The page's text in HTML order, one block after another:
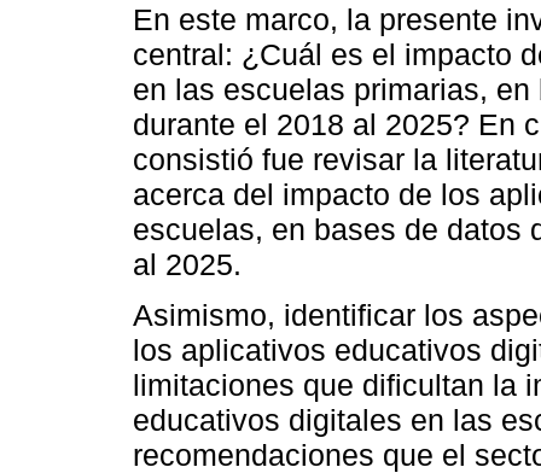
En este marco, la presente
central: ¿Cuál es el impacto
en las escuelas primarias,
durante el 2018 al 2025? En
consistió fue revisar la
acerca del impacto de los
escuelas, en bases de datos
al 2025.
Asimismo, identificar los
los aplicativos educativos
limitaciones que dificultan la
educativos digitales en las
recomendaciones que el